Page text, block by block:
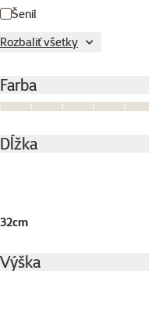
Šenil
Rozbaliť všetky
Farba
BéžováFialováHnedáModrá
Svetlomodrá
Svetlosivá
SvetláTmavo
Dĺžka
32cm
Výška